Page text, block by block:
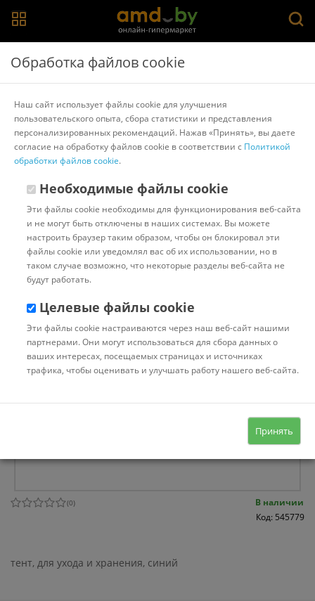
Главная > Каталог товаров Аксессуары для бассейнов
бассейнов EASY SET 366 см 28022
Другие товары Intex
(0)
В наличии
Код: 545779
тент, для ухода и хранения, синий
Обработка файлов cookie
Наш сайт использует файлы cookie для улучшения
пользовательского опыта, сбора статистики и представления
персонализированных рекомендаций. Нажав «Принять», вы даете
согласие на обработку файлов cookie в соответствии с Политикой
обработки файлов cookie.
Необходимые файлы cookie
Эти файлы cookie необходимы для функционирования веб-сайта
и не могут быть отключены в наших системах. Вы можете
настроить браузер таким образом, чтобы он блокировал эти
файлы cookie или уведомлял вас об их использовании, но в
таком случае возможно, что некоторые разделы веб-сайта не
будут работать.
Целевые файлы cookie
Эти файлы cookie настраиваются через наш веб-сайт нашими
партнерами. Они могут использоваться для сбора данных о
ваших интересах, посещаемых страницах и источниках
трафика, чтобы оценивать и улучшать работу нашего веб-сайта.
Принять